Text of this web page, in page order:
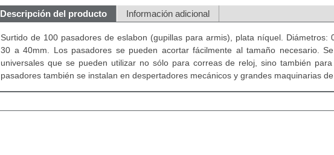
Descripción del producto Información adicional
Surtido de 100 pasadores de eslabon (gupillas para armis), plata níquel. Diámetros:
30 a 40mm. Los pasadores se pueden acortar fácilmente al tamaño necesario.
universales que se pueden utilizar no sólo para correas de reloj, sino también
pasadores también se instalan en despertadores mecánicos y grandes maquinarias de